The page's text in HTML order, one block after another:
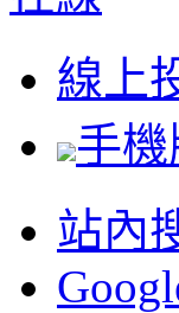
線上
手機
站內